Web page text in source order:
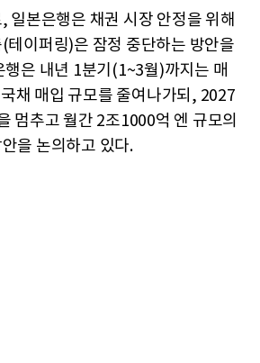
일본은행은 채권 시장 안정을 위해
테이퍼링)은 잠정 중단하는 방안을
행은 내년 1분기(1~3월)까지는 매
채 매입 규모를 줄여나가되, 2027
멈추고 월간 2조1000억 엔 규모의
을 논의하고 있다.